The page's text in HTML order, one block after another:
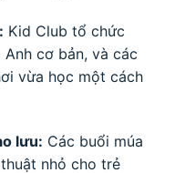
Kid Club tổ chức
cơ bản, và các
vừa học một cách
lưu: Các buổi múa
nhỏ cho trẻ